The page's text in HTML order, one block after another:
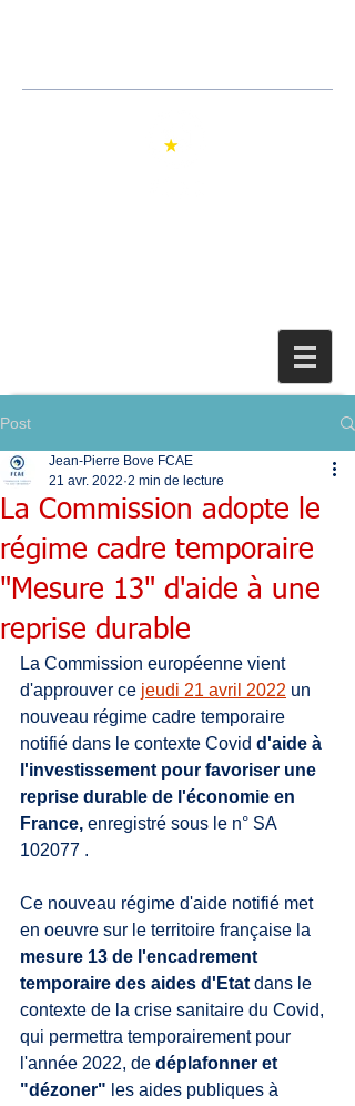
Post
La Commission adopte le
régime cadre temporaire
"Mesure 13" d'aide à une
reprise durable
Jean-Pierre Bove FCAE
21 avr. 2022 2 min de lecture
La Commission européenne vient
d'approuver ce jeudi 21 avril 2022 un
nouveau régime cadre temporaire
notifié dans le contexte Covid d'aide à
l'investissement pour favoriser une
reprise durable de l'économie en
France, enregistré sous le n° SA
102077 .
Ce nouveau régime d'aide notifié met
en oeuvre sur le territoire française la
mesure 13 de l'encadrement
temporaire des aides d'Etat dans le
contexte de la crise sanitaire du Covid,
qui permettra temporairement pour
l'année 2022, de déplafonner et
"dézoner" les aides publiques à